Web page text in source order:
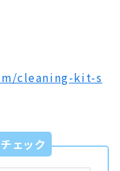
cleaning-kit-s
ェック